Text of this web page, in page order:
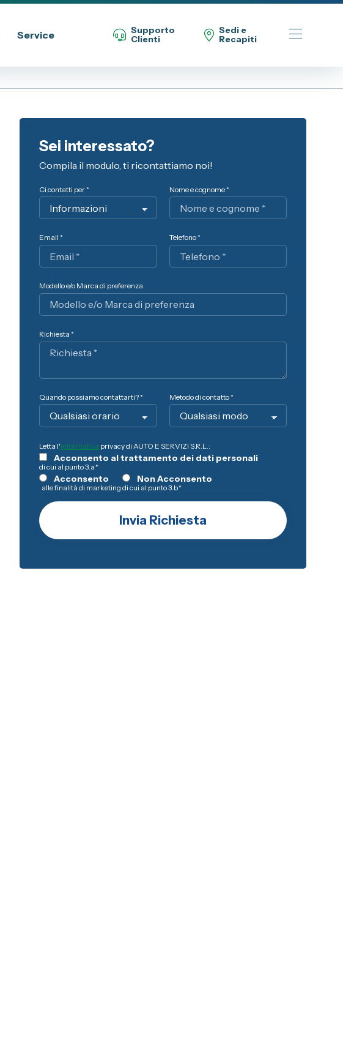
Service
Supporto
Clienti
Sedi e
Recapiti
0173 268611
0172 439720
Telefono Officina
0173 268614
Email
info@spaziocar.it
Sei interessato?
Compila il modulo, ti ricontattiamo noi!
Ci contatti per * Nome e cognome *
Email * Telefono *
Modello e/o Marca di preferenza
Richiesta *
Quando possiamo contattarti? * Metodo di contatto *
Letta l'informativa privacy di AUTO E SERVIZI S.R.L.:
Acconsento al trattamento dei dati personali
di cui al punto 3.a*
Acconsento Non Acconsento
alle finalità di marketing di cui al punto 3.b*